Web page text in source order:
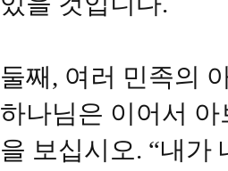
둘째, 여러 민족의
하나님은 이어서
을 보십시오. “내가